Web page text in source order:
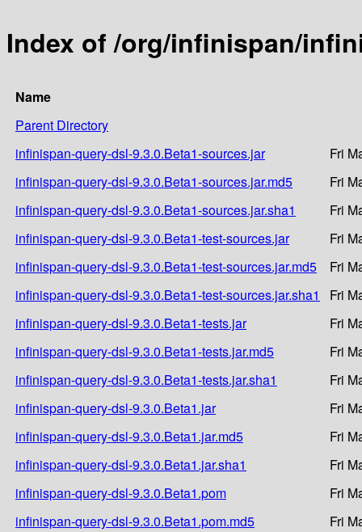
Index of /org/infinispan/
Name
Parent Directory
infinispan-query-dsl-9.3.0.Beta1-sources.jar
Fri
infinispan-query-dsl-9.3.0.Beta1-sources.jar.md5
Fri
infinispan-query-dsl-9.3.0.Beta1-sources.jar.sha1
Fri
infinispan-query-dsl-9.3.0.Beta1-test-sources.jar
Fri
infinispan-query-dsl-9.3.0.Beta1-test-sources.jar.md5
Fri
infinispan-query-dsl-9.3.0.Beta1-test-sources.jar.sha1
Fri
infinispan-query-dsl-9.3.0.Beta1-tests.jar
Fri
infinispan-query-dsl-9.3.0.Beta1-tests.jar.md5
Fri
infinispan-query-dsl-9.3.0.Beta1-tests.jar.sha1
Fri
infinispan-query-dsl-9.3.0.Beta1.jar
Fri
infinispan-query-dsl-9.3.0.Beta1.jar.md5
Fri
infinispan-query-dsl-9.3.0.Beta1.jar.sha1
Fri
infinispan-query-dsl-9.3.0.Beta1.pom
Fri
infinispan-query-dsl-9.3.0.Beta1.pom.md5
Fri